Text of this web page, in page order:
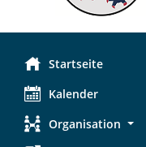
Startseite
Kalender
Organisation